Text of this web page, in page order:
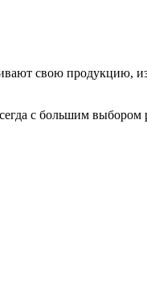
свою продукцию,
с большим выбором